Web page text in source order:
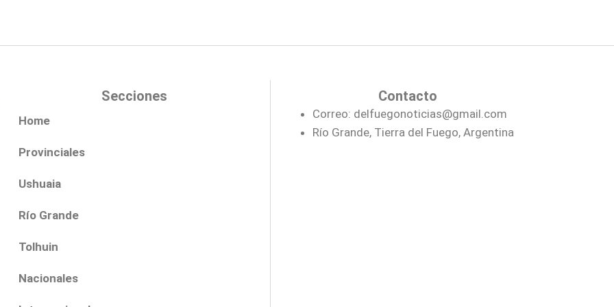
Secciones
Home
Provinciales
Ushuaia
Río Grande
Tolhuin
Nacionales
Contacto
Correo: delfuegonoticias@gmail.com
Río Grande, Tierra del Fuego, Argentina